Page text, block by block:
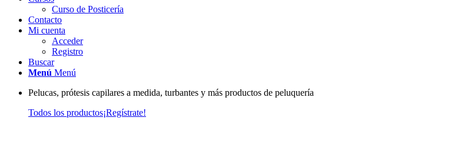
Curso de Posticería
Contacto
Mi cuenta
Acceder
Registro
Buscar
Menú Menú
Pelucas, prótesis capilares a medida, turbantes y más productos de peluquería
Todos los productos¡Regístrate!